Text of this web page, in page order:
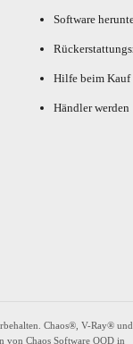
Software
Hilfe beim Kauf
Händler werden
Chaos®, V-Ray® und
von Chaos Software OOD in